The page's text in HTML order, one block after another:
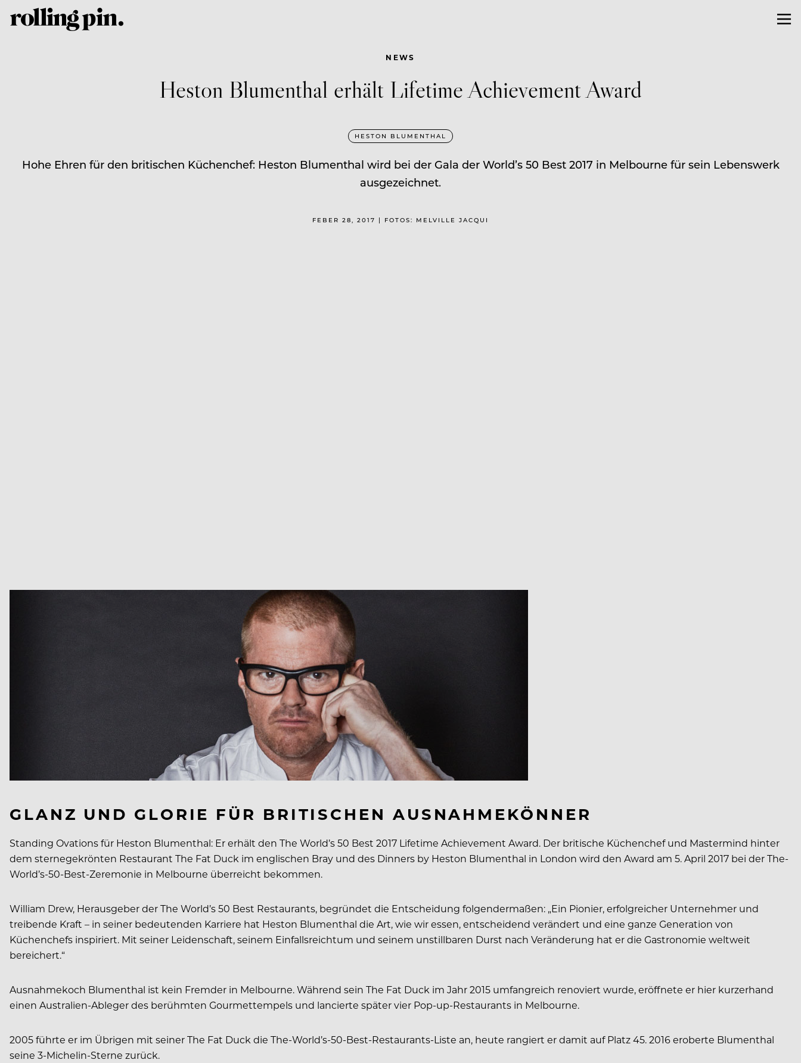
NEWS
Heston Blumenthal erhält Lifetime Achievement Award
HESTON BLUMENTHAL
Hohe Ehren für den britischen Küchenchef: Heston Blumenthal wird bei der Gala der World’s 50 Best 2017 in Melbourne für sein Lebenswerk
ausgezeichnet.
FEBER 28, 2017 | FOTOS: MELVILLE JACQUI
GLANZ UND GLORIE FÜR BRITISCHEN AUSNAHMEKÖNNER
Standing Ovations für Heston Blumenthal: Er erhält den The World’s 50 Best 2017 Lifetime Achievement Award. Der britische Küchenchef und Mastermind hinter
dem sternegekrönten Restaurant The Fat Duck im englischen Bray und des Dinners by Heston Blumenthal in London wird den Award am 5. April 2017 bei der The-
World’s-50-Best-Zeremonie in Melbourne überreicht bekommen.
William Drew, Herausgeber der The World’s 50 Best Restaurants, begründet die Entscheidung folgendermaßen: „Ein Pionier, erfolgreicher Unternehmer und
treibende Kraft – in seiner bedeutenden Karriere hat Heston Blumenthal die Art, wie wir essen, entscheidend verändert und eine ganze Generation von
Küchenchefs inspiriert. Mit seiner Leidenschaft, seinem Einfallsreichtum und seinem unstillbaren Durst nach Veränderung hat er die Gastronomie weltweit
bereichert.“
Ausnahmekoch Blumenthal ist kein Fremder in Melbourne. Während sein The Fat Duck im Jahr 2015 umfangreich renoviert wurde, eröffnete er hier kurzerhand
einen Australien-Ableger des berühmten Gourmettempels und lancierte später vier Pop-up-Restaurants in Melbourne.
2005 führte er im Übrigen mit seiner The Fat Duck die The-World’s-50-Best-Restaurants-Liste an, heute rangiert er damit auf Platz 45. 2016 eroberte Blumenthal
seine 3-Michelin-Sterne zurück.